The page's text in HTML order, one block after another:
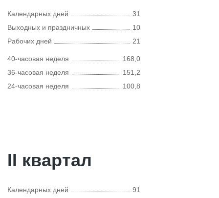
Календарных дней
31
Выходных и праздничных
10
Рабочих дней
21
40-часовая неделя
168,0
36-часовая неделя
151,2
24-часовая неделя
100,8
II квартал
Календарных дней
91